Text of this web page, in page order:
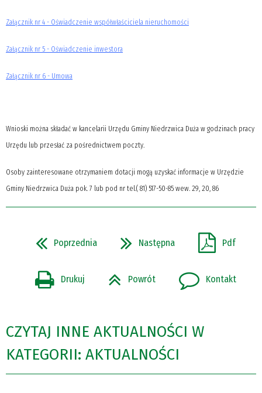
Załącznik nr 4 - Oświadczenie współwłaściciela nieruchomości
Załącznik nr 5 - Oświadczenie inwestora
Załącznik nr 6 - Umowa
Wnioski można składać w kancelarii Urzędu Gminy Niedrzwica Duża w godzinach pracy
Urzędu lub przesłać za pośrednictwem poczty.
Osoby zainteresowane otrzymaniem dotacji mogą uzyskać informacje w Urzędzie
Gminy Niedrzwica Duża pok. 7 lub pod nr tel.( 81) 517-50-85 wew. 29, 20, 86
Poprzednia Następna Pdf
Drukuj Powrót Kontakt
CZYTAJ INNE AKTUALNOŚCI W
KATEGORII: AKTUALNOŚCI